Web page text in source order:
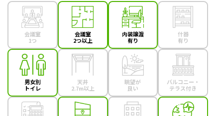
会議室
1つ
会議室
2つ以上
内装譲渡
有り
什器
有り
男女別
トイレ
天井
2.7m以上
眺望が
良い
バルコニー・
テラス付き